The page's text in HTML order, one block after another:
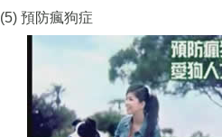
(5) 預防瘋狗症